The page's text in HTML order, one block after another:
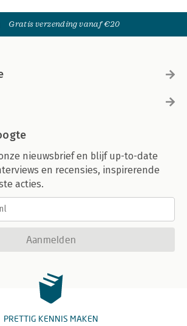
Gratis verzending vanaf €20
nieuwsbrief en blijf up-to-date
en recensies, inspirerende
acties.
Aanmelden
PRETTIG KENNIS MAKEN